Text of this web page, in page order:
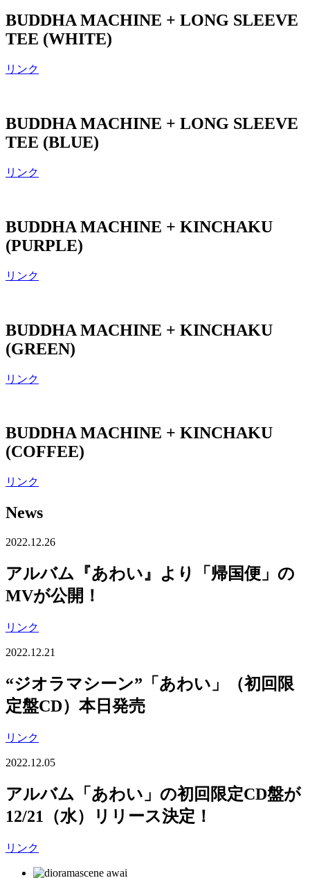
BUDDHA MACHINE + LONG SLEEVE
TEE (WHITE)
リンク
BUDDHA MACHINE + LONG SLEEVE
TEE (BLUE)
リンク
BUDDHA MACHINE + KINCHAKU
(PURPLE)
リンク
BUDDHA MACHINE + KINCHAKU
(GREEN)
リンク
BUDDHA MACHINE + KINCHAKU
(COFFEE)
リンク
News
2022.12.26
アルバム『あわい』より「帰国便」の
MVが公開！
リンク
2022.12.21
“ジオラマシーン”「あわい」（初回限
定盤CD）本日発売
リンク
2022.12.05
アルバム「あわい」の初回限定CD盤が
12/21（水）リリース決定！
リンク